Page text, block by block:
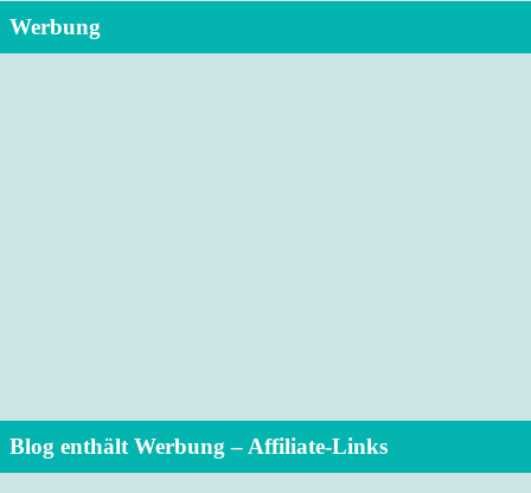
Werbung
Blog enthält Werbung – Affiliate-Links